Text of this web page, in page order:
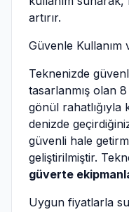
artırır.
Güvenle Kullanım
Teknenizde
tasarlanmış olan
gönül
denizde
güvenli hale
geliştirilmiştir.
güverte
Uygun fiyatlarla